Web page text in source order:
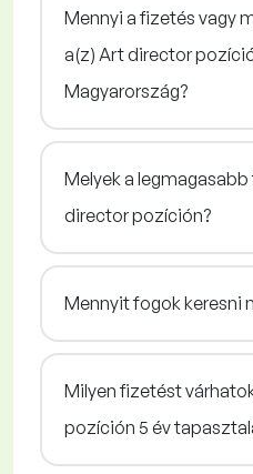
Mennyi a fizetés vagy
a(z) Art director
Magyarország?
Melyek a
director pozíción?
Mennyit fogok keresni
Milyen fizetést
pozíción 5 év